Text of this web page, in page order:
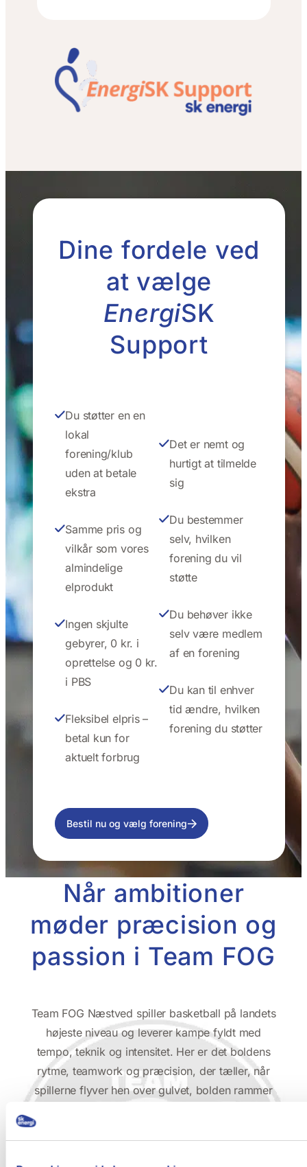
Dine fordele ved
at vælge
EnergiSK
Support
Du støtter en en
lokal
forening/klub
uden at betale
ekstra
Samme pris og
vilkår som vores
almindelige
elprodukt
Ingen skjulte
gebyrer, 0 kr. i
oprettelse og 0 kr.
i PBS
Fleksibel elpris –
betal kun for
aktuelt forbrug
Det er nemt og
hurtigt at tilmelde
sig
Du bestemmer
selv, hvilken
forening du vil
støtte
Du behøver ikke
selv være medlem
af en forening
Du kan til enhver
tid ændre, hvilken
forening du støtter
Bestil nu og vælg forening
Når ambitioner
møder præcision og
passion i Team FOG
Team FOG Næstved spiller basketball på landets
højeste niveau og leverer kampe fyldt med
tempo, teknik og intensitet. Her er det boldens
rytme, teamwork og præcision, der tæller, når
spillerne flyver hen over gulvet, bolden rammer
Med kampene i arenaen danner klubben rammen